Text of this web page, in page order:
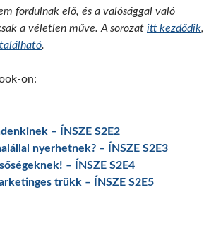
fordulnak elő, és a valósággal való
a véletlen műve. A sorozat itt kezdődik,
.
on:
– ÍNSZE S2E2
nyerhetnek? – ÍNSZE S2E3
– ÍNSZE S2E4
trükk – ÍNSZE S2E5